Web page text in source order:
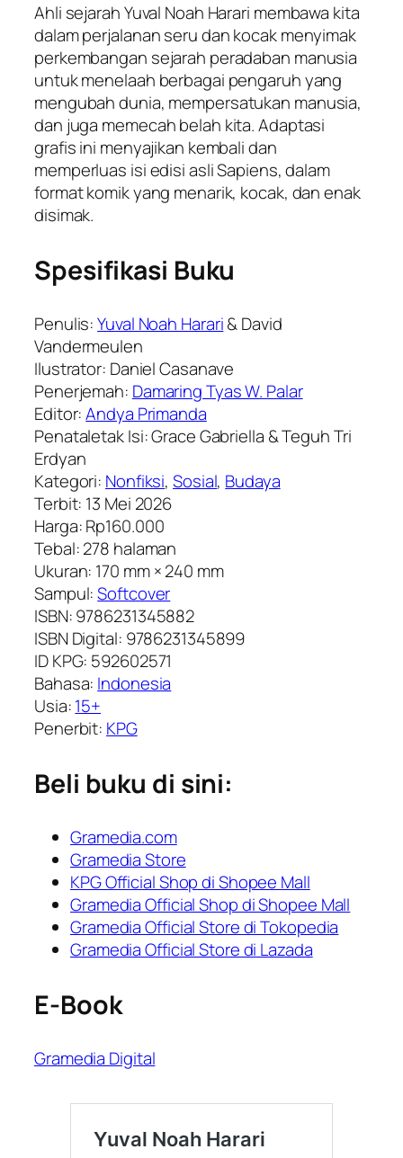
Ahli sejarah Yuval Noah Harari membawa kita
dalam perjalanan seru dan kocak menyimak
perkembangan sejarah peradaban manusia
untuk menelaah berbagai pengaruh yang
mengubah dunia, mempersatukan manusia,
dan juga memecah belah kita. Adaptasi
grafis ini menyajikan kembali dan
memperluas isi edisi asli Sapiens, dalam
format komik yang menarik, kocak, dan enak
disimak.
Spesifikasi Buku
Penulis:Yuval Noah Harari& David
Vandermeulen
Ilustrator: Daniel Casanave
Penerjemah: Damaring Tyas W. Palar
Editor:Andya Primanda
Penataletak Isi: Grace Gabriella & Teguh Tri
Erdyan
Kategori: Nonfiksi,Sosial, Budaya
Terbit: 13 Mei 2026
Harga: Rp160.000
Tebal: 278 halaman
Ukuran: 170 mm × 240 mm
Sampul:Softcover
ISBN: 9786231345882
ISBN Digital: 9786231345899
ID KPG: 592602571
Bahasa: Indonesia
Usia:15+
Penerbit: KPG
Beli buku di sini:
Gramedia.com
Gramedia Store
KPG Official Shop di Shopee Mall
Gramedia Official Shop di Shopee Mall
Gramedia Official Store di Tokopedia
Gramedia Official Store di Lazada
E-Book
Gramedia Digital